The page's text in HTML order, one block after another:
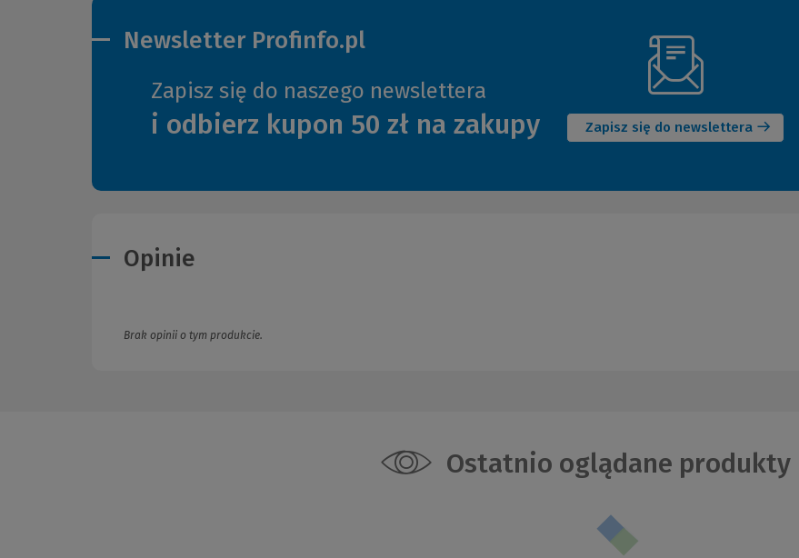
Newsletter Profinfo.pl
Zapisz się do naszego newslettera
i odbierz kupon 50 zł na zakupy Zapisz się do newslettera
okno)
Opinie
Brak opinii o tym produkcie.
Ostatnio oglądane produkty